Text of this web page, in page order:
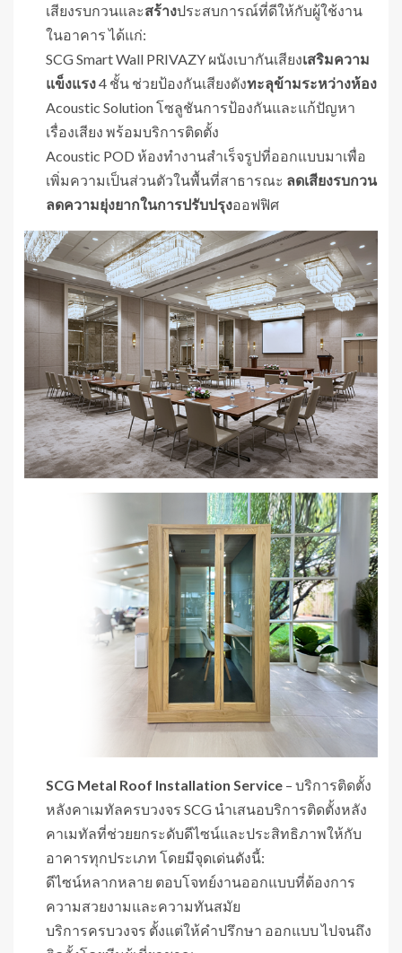
เสียงรบกวนและสร้างประสบการณ์ที่ดีให้กับผู้ใช้งาน
ในอาคาร ได้แก่:
SCG Smart Wall PRIVAZY ผนังเบากันเสียงเสริมความ
แข็งแรง4 ชั้น ช่วยป้องกันเสียงดังทะลุข้ามระหว่างห้อง
Acoustic Solution โซลูชันการป้องกันและแก้ปัญหา
เรื่องเสียง พร้อมบริการติดตั้ง
Acoustic POD ห้องทำงานสำเร็จรูปที่ออกแบบมาเพื่อ
เพิ่มความเป็นส่วนตัวในพื้นที่สาธารณะ ลดเสียงรบกวน
ลดความยุ่งยากในการปรับปรุงออฟฟิศ
SCG Metal Roof Installation Service – บริการติดตั้ง
หลังคาเมทัลครบวงจร SCG นำเสนอบริการติดตั้งหลัง
คาเมทัลที่ช่วยยกระดับดีไซน์และประสิทธิภาพให้กับ
อาคารทุกประเภท โดยมีจุดเด่นดังนี้:
ดีไซน์หลากหลาย ตอบโจทย์งานออกแบบที่ต้องการ
ความสวยงามและความทันสมัย
บริการครบวงจร ตั้งแต่ให้คำปรึกษา ออกแบบ ไปจนถึง